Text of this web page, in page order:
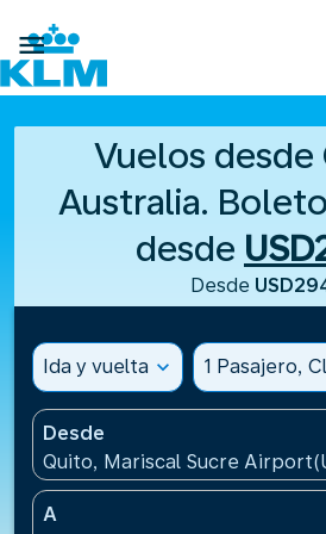

Vuelos desde
Australia.
desde
Desde
Ida y vuelta expand_more 1 Pasajero,
Desde
Quito, Mariscal Sucre
A